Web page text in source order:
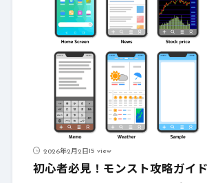
2026年2月2日15 view
初心者必見！モンスト攻略ガイド